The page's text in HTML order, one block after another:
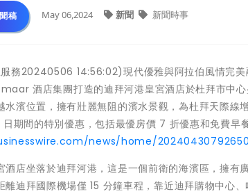
稿 May 06,2024 新聞 新聞時事
務20240506 14:56:02)現代優雅與阿拉伯風情完
酒店集團打造的迪拜河港皇宮酒店於杜拜市中
水濱位置，擁有壯麗無阻的濱水景觀，為杜拜天際
日期間的特別優惠，包括最優房價 7 折優惠和免費早
news/home/
酒店坐落於迪拜河港，這是一個前衛的海濱區，擁
離迪拜國際機場僅 15 分鐘車程，靠近迪拜購物中心